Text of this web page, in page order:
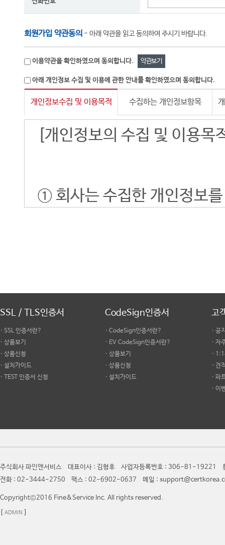
회원가입 약관동의 - 아래 약관을 읽고 동의하여 주시기 바랍니다.
이용약관을 확인하였으며 동의합니다. 약관보기
아래 개인정보 수집 및 이용에 관한 안내를 확인하였으며 동의합니다.
개인정보수집 및 이용목적 수집하는 개인정보항목
SSL / TLS인증서
· SSL 인증서란?
· 상품보기
· 상품신청
· 설치가이드
· TEST 인증서 신청
CodeSign인증서
· CodeSign인증서란?
· EV CodeSign인증서란?
· 상품보기
· 상품신청
· 설치가이드
고
· 공
· 자
·
· 견
· 파
· 이
주식회사 파인앤서비스 대표이사 : 김형후 사업자등록번호 : 306-81-19221
전화 : 02-3444-2750 팩스 : 02-6902-0637 메일 :
Copyright©2016 Fine&Service Inc. All rights reserved.
ADMIN